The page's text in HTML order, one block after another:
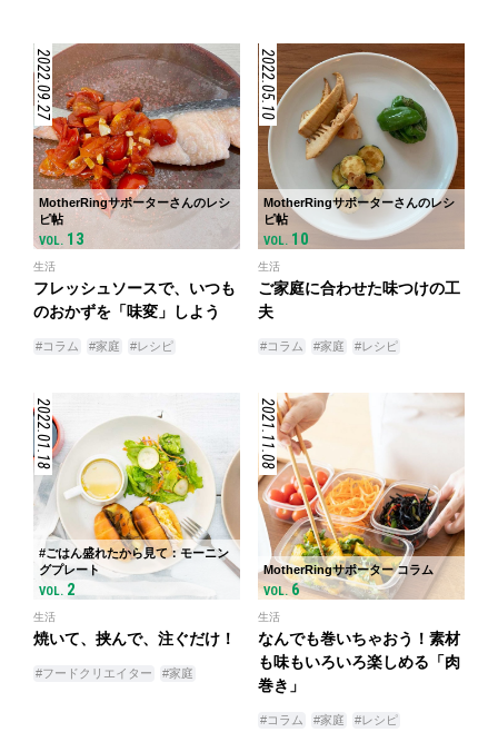
2022.09.27
MotherRingサポーターさんのレシ
ピ帖
VOL. 13
生活
フレッシュソースで、いつも
のおかずを「味変」しよう
#コラム #家庭 #レシピ
2022.05.10
MotherRingサポーターさんのレシ
ピ帖
VOL. 10
生活
ご家庭に合わせた味つけの工
夫
#コラム #家庭 #レシピ
2022.01.18
#ごはん盛れたから見て：モーニン
グプレート
VOL. 2
生活
焼いて、挟んで、注ぐだけ！
#フードクリエイター #家庭
2021.11.08
MotherRingサポーター コラム
VOL. 6
生活
なんでも巻いちゃおう！素材
も味もいろいろ楽しめる「肉
巻き」
#コラム #家庭 #レシピ